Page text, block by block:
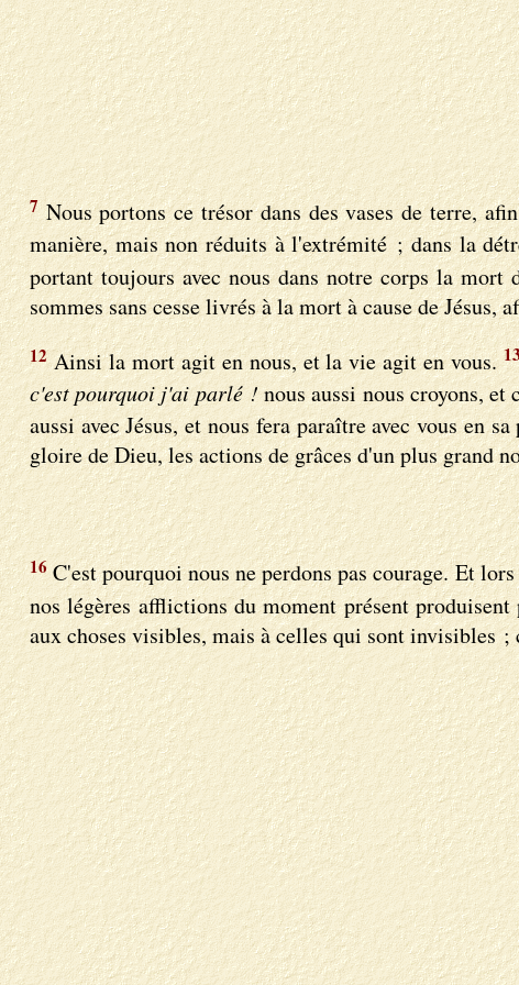
7Nous portons ce trésor dans des vases de terre,
manière, mais non réduits à l'extrémité ; dans la
portant toujours avec nous dans notre corps la mort
sommes sans cesse livrés à la mort à cause de
12Ainsi la mort agit en nous, et la vie agit en vous.
c'est pourquoi j'ai parlé !nous aussi nous croyons,
aussi avec Jésus, et nous fera paraître avec vous en
gloire de Dieu, les actions de grâces d'un plus grand
16C'est pourquoi nous ne perdons pas courage. Et
nos légères afflictions du moment présent
aux choses visibles, mais à celles qui sont invisibles